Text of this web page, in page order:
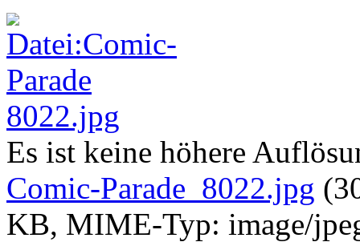
Es ist keine höhere
Comic-Parade_8022.jpg
KB, MIME-Typ: image/